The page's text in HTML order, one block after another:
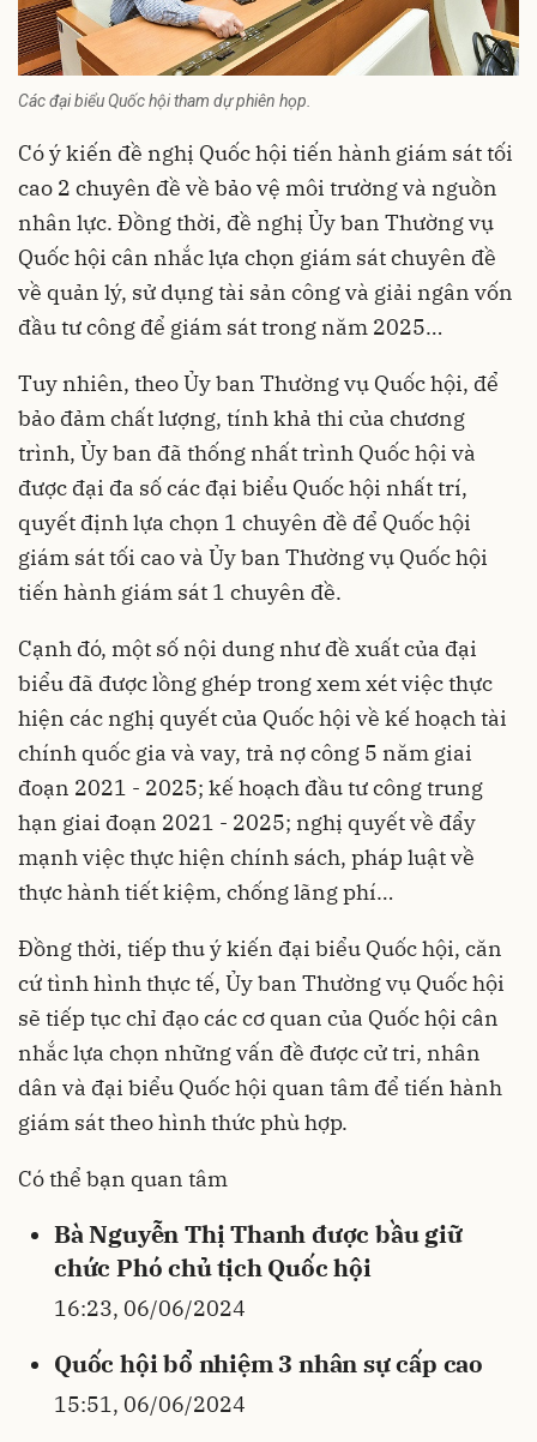
Các đại biểu Quốc hội tham dự phiên họp.
Có ý kiến đề nghị Quốc hội tiến hành giám sát tối
cao 2 chuyên đề về bảo vệ môi trường và nguồn
nhân lực. Đồng thời, đề nghị Ủy ban Thường vụ
Quốc hội cân nhắc lựa chọn giám sát chuyên đề
về quản lý, sử dụng tài sản công và giải ngân vốn
đầu tư công để giám sát trong năm 2025…
Tuy nhiên, theo Ủy ban Thường vụ Quốc hội, để
bảo đảm chất lượng, tính khả thi của chương
trình, Ủy ban đã thống nhất trình Quốc hội và
được đại đa số các đại biểu Quốc hội nhất trí,
quyết định lựa chọn 1 chuyên đề để Quốc hội
giám sát tối cao và Ủy ban Thường vụ Quốc hội
tiến hành giám sát 1 chuyên đề.
Cạnh đó, một số nội dung như đề xuất của đại
biểu đã được lồng ghép trong xem xét việc thực
hiện các nghị quyết của Quốc hội về kế hoạch tài
chính quốc gia và vay, trả nợ công 5 năm giai
đoạn 2021 - 2025; kế hoạch đầu tư công trung
hạn giai đoạn 2021 - 2025; nghị quyết về đẩy
mạnh việc thực hiện chính sách, pháp luật về
thực hành tiết kiệm, chống lãng phí…
Đồng thời, tiếp thu ý kiến đại biểu Quốc hội, căn
cứ tình hình thực tế, Ủy ban Thường vụ Quốc hội
sẽ tiếp tục chỉ đạo các cơ quan của Quốc hội cân
nhắc lựa chọn những vấn đề được cử tri, nhân
dân và đại biểu Quốc hội quan tâm để tiến hành
giám sát theo hình thức phù hợp.
Có thể bạn quan tâm
Bà Nguyễn Thị Thanh được bầu giữ
chức Phó chủ tịch Quốc hội
16:23, 06/06/2024
Quốc hội bổ nhiệm 3 nhân sự cấp cao
15:51, 06/06/2024